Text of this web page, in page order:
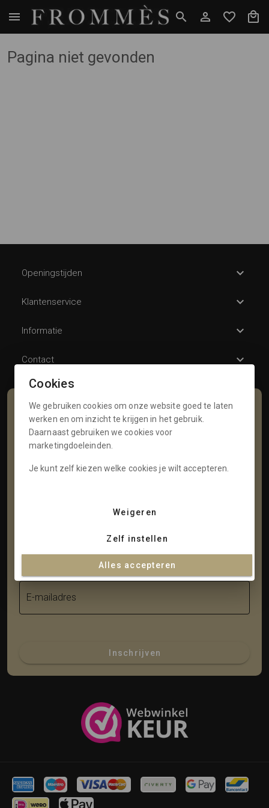
Pagina niet gevonden
Openingstijden
Klantenservice
Informatie
Contact
Schrijf je in voor onze nieuwsbrief
Voornaam
E-mailadres
Inschrijven
Cookies
We gebruiken cookies om onze website goed te laten
werken en om inzicht te krijgen in het gebruik.
Daarnaast gebruiken we cookies voor
marketingdoeleinden.
Je kunt zelf kiezen welke cookies je wilt accepteren.
Weigeren
Zelf instellen
Alles accepteren